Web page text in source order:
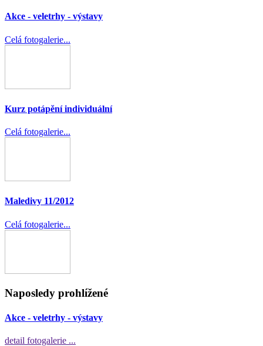
Akce - veletrhy - výstavy
Celá fotogalerie...
Kurz potápění individuální
Celá fotogalerie...
Maledivy 11/2012
Celá fotogalerie...
Naposledy prohlížené
Akce - veletrhy - výstavy
detail fotogalerie ...